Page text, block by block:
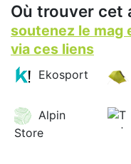
Où trouver cet
soutenez le mag
via ces liens
Ekosport
Alpin
Store